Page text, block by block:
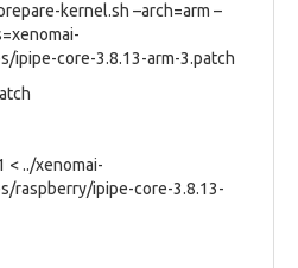
kernel.sh –arch=arm –
ipipe-core-3.8.13-arm-3.patch
< ../xenomai-
raspberry/ipipe-core-3.8.13-